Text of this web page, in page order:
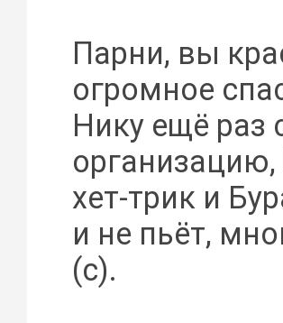
Парни, вы
огромное
Нику ещё раз
хет-трик и
и не пьёт,
(с).